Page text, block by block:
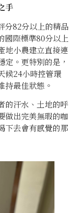
手
分82分以上的精品
國際標準80分以上
地小農建立直接連
。更特別的是，
候24小時控管環
持最佳狀態。
的汗水、土地的呼
做出完美無瑕的咖
下去會有感覺的那